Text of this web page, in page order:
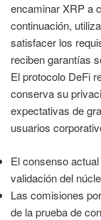
encaminar XRP a
continuación,
satisfacer los
reciben garantías
El protocolo DeFi
conserva su
expectativas de
usuarios
El consenso
validación del
Las comisiones
de la prueba de